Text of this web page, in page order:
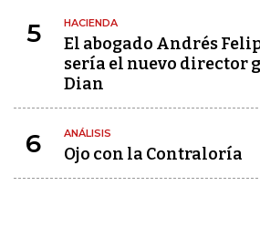
5 HACIENDA
El abogado Andrés
sería el nuevo director
Dian
6 ANÁLISIS
Ojo con la Contraloría